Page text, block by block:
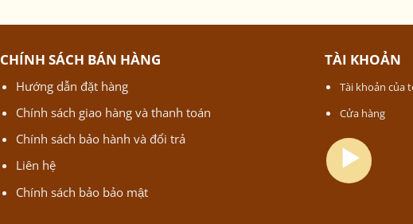
CHÍNH SÁCH BÁN HÀNG
Hướng dẫn đặt hàng
Chính sách giao hàng và thanh toán
Chính sách bảo hành và đổi trả
Liên hệ
Chính sách bảo bảo mật
TÀI KHOẢN
Tài khoản của
Cửa hàng